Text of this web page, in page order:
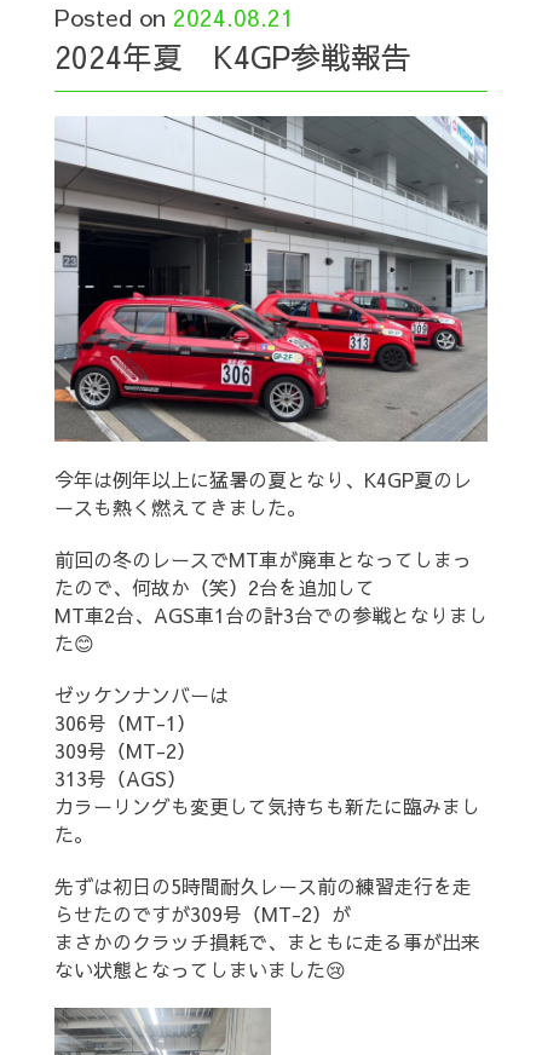
Posted on 2024.08.21
2024年夏 K4GP参戦報告
今年は例年以上に猛暑の夏となり、K4GP夏のレ
ースも熱く燃えてきました。
前回の冬のレースでMT車が廃車となってしまっ
たので、何故か（笑）2台を追加して
MT車2台、AGS車1台の計3台での参戦となりまし
た😊
ゼッケンナンバーは
306号（MT-1）
309号（MT-2）
313号（AGS）
カラーリングも変更して気持ちも新たに臨みまし
た。
先ずは初日の5時間耐久レース前の練習走行を走
らせたのですが309号（MT-2）が
まさかのクラッチ損耗で、まともに走る事が出来
ない状態となってしまいました😢